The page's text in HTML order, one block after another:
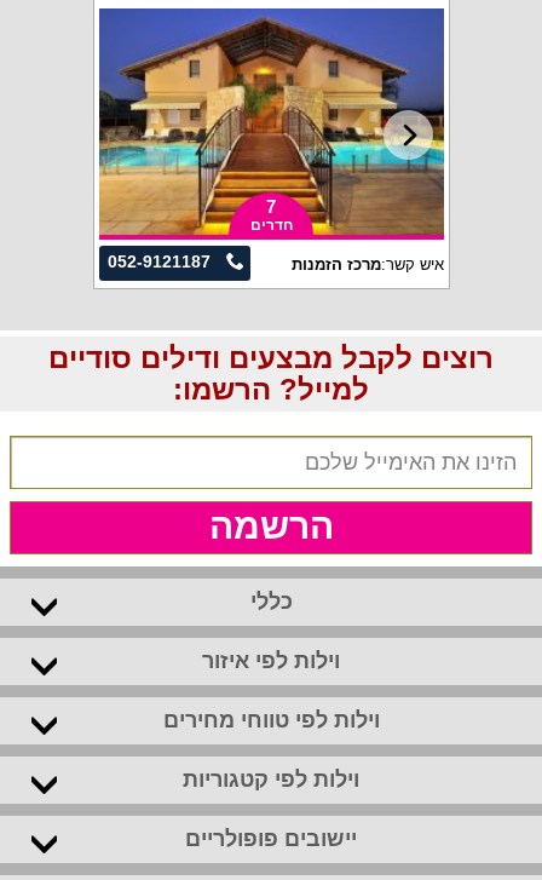
7
חדרים
052-9121187 איש קשר:מרכז הזמנות
רוצים לקבל מבצעים ודילים סודיים
למייל? הרשמו:
הרשמה
כללי
וילות לפי איזור
וילות לפי טווחי מחירים
וילות לפי קטגוריות
יישובים פופולריים